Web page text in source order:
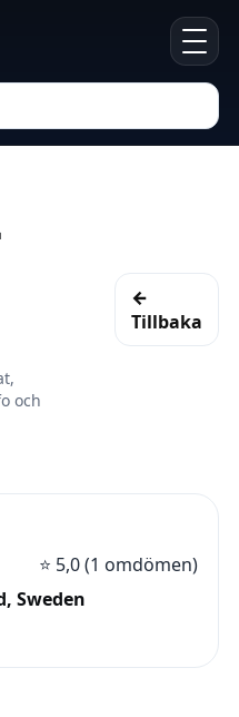
och
←
Tillbaka
⭐ 5,0 (1 omdömen)
Sweden